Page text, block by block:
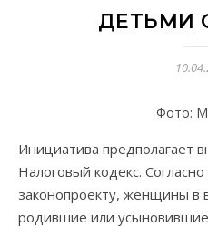
ДЕТЬМИ
Фото:
Инициатива предполагает
Налоговый кодекс.
законопроекту, женщины в
родившие или